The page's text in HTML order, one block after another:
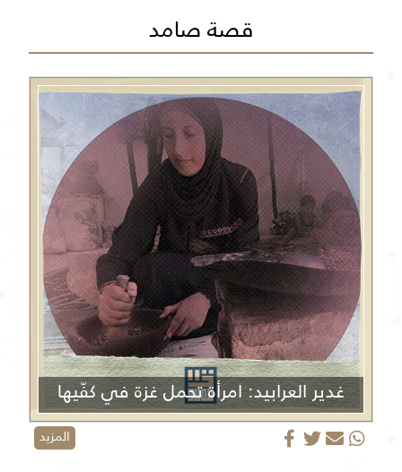
قصة صامد
غدير العرابيد: امرأة تحمل غزة في كفّيها
المزيد